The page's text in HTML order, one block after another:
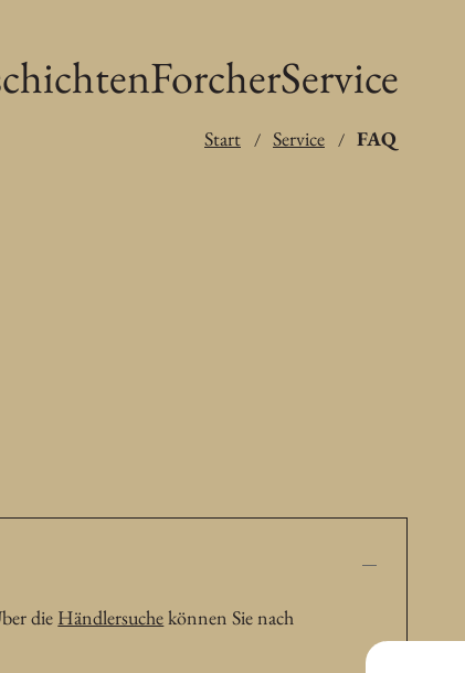
Start / Service / FAQ
die Händlersuchekönnen Sie nach
ForcherService